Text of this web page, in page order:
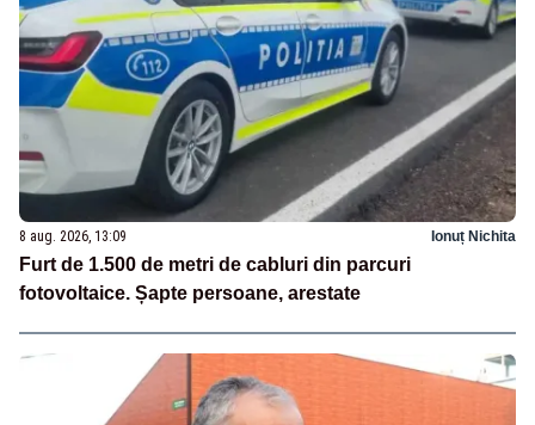
8 aug. 2026, 13:09 Ionuț Nichita
Furt de 1.500 de metri de cabluri din parcuri
fotovoltaice. Șapte persoane, arestate